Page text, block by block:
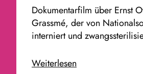
Dokumentarfilm über Ernst
Grassmé, der von
interniert und
im Wald lebte.
Weiterlesen